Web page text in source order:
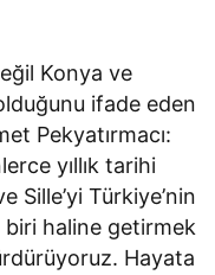
Konya ve
ifade eden
Pekyatırmacı:
yıllık tarihi
Sille’yi Türkiye’nin
haline getirmek
Hayata